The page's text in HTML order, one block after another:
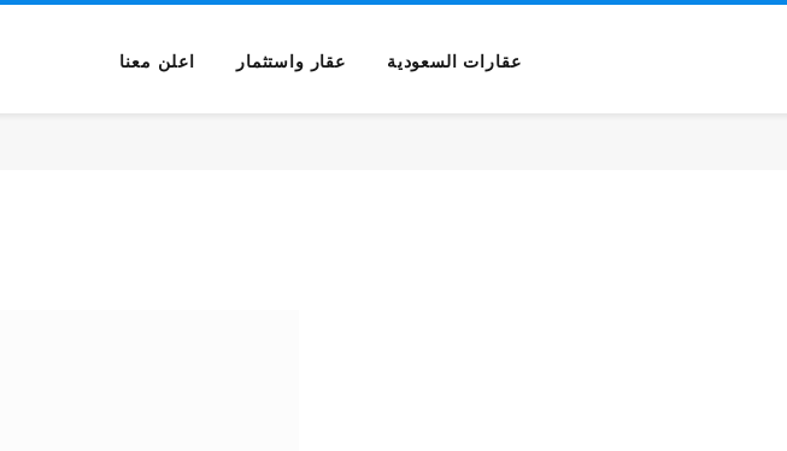
عقارات السعودية عقار واستثمار اعلن معنا